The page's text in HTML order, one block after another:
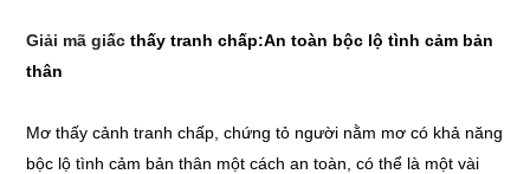
Giải mã giấcthấy tranh chấp:An toàn bộc lộ tình cảm bản
thân
Mơ thấy cảnh tranh chấp, chứng tỏ người nằm mơ có khả năng
bộc lộ tình cảm bản thân một cách an toàn, có thể là một vài